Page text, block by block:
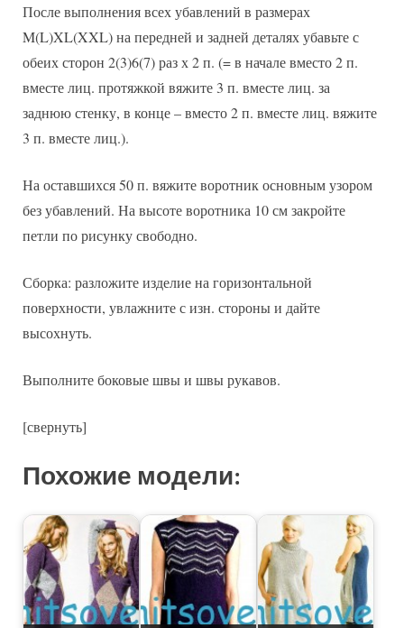
После выполнения всех убавлений в размерах
M(L)XL(XXL) на передней и задней деталях убавьте с
обеих сторон 2(3)6(7) раз х 2 п. (= в начале вместо 2 п.
вместе лиц. протяжкой вяжите 3 п. вместе лиц. за
заднюю стенку, в конце – вместо 2 п. вместе лиц. вяжите
3 п. вместе лиц.).
На оставшихся 50 п. вяжите воротник основным узором
без убавлений. На высоте воротника 10 см закройте
петли по рисунку свободно.
Сборка: разложите изделие на горизонтальной
поверхности, увлажните с изн. стороны и дайте
высохнуть.
Выполните боковые швы и швы рукавов.
[свернуть]
Похожие модели: